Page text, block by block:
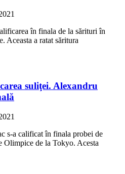
în finala de la sărituri în
Aceasta a ratat săritura
suliţei. Alexandru
s-a calificat în finala probei de
Olimpice de la Tokyo. Acesta